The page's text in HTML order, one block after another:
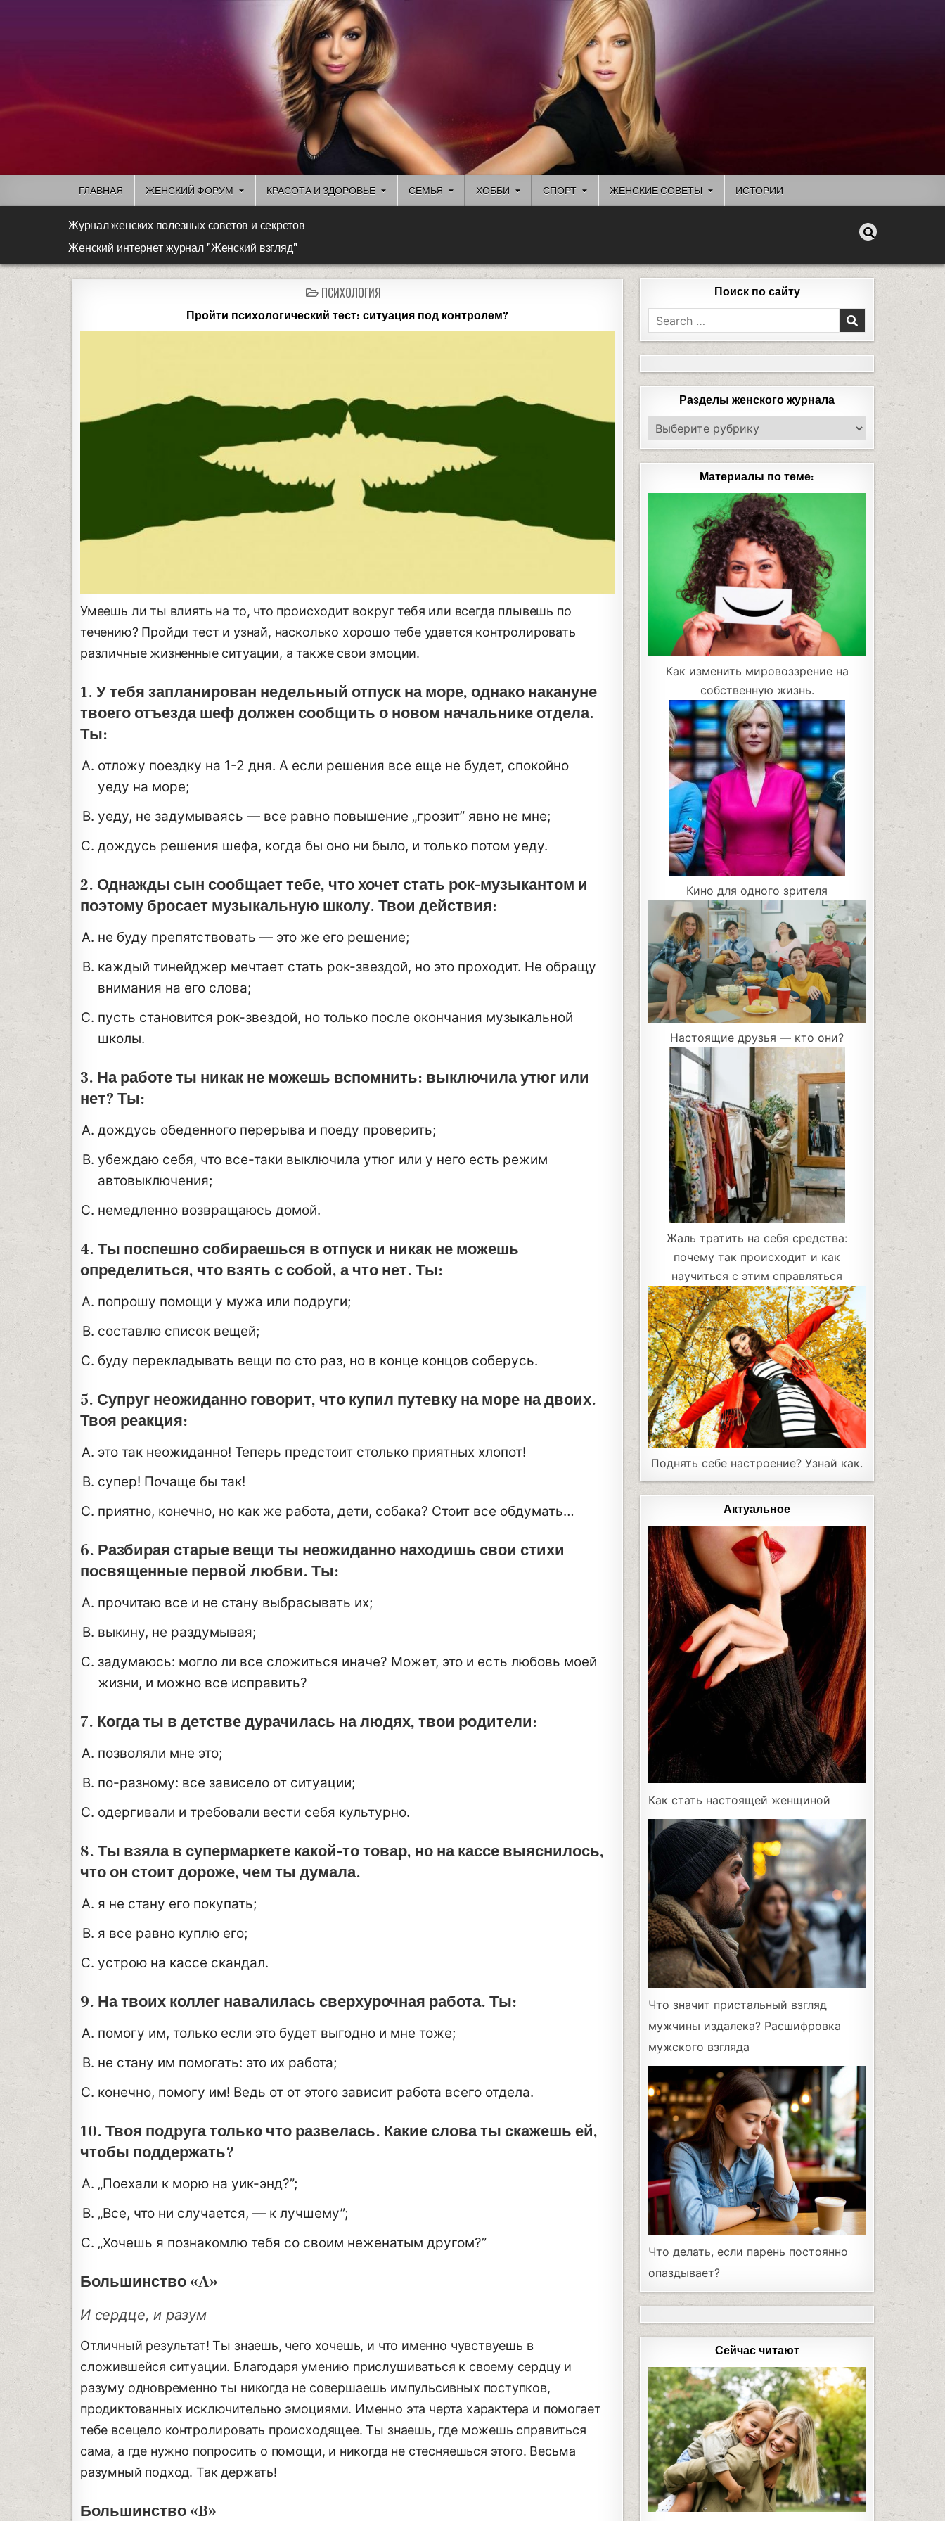
ГЛАВНАЯ ЖЕНСКИЙ ФОРУМ КРАСОТА И ЗДОРОВЬЕ СЕМЬЯ ХОББИ СПОРТ ЖЕНСКИЕ СОВЕТЫ ИСТОРИИ
Журнал женских полезных советов и секретов
Женский интернет журнал "Женский взгляд"
ПСИХОЛОГИЯ
Пройти психологический тест: ситуация под контролем?
Умеешь ли ты влиять на то, что происходит вокруг тебя или всегда плывешь по
течению? Пройди тест и узнай, насколько хорошо тебе удается контролировать
различные жизненные ситуации, а также свои эмоции.
1. У тебя запланирован недельный отпуск на море, однако накануне
твоего отъезда шеф должен сообщить о новом начальнике отдела.
Ты:
отложу поездку на 1-2 дня. А если решения все еще не будет, спокойно
уеду на море;
уеду, не задумываясь — все равно повышение „грозит” явно не мне;
дождусь решения шефа, когда бы оно ни было, и только потом уеду.
2. Однажды сын сообщает тебе, что хочет стать рок-музыкантом и
поэтому бросает музыкальную школу. Твои действия:
не буду препятствовать — это же его решение;
каждый тинейджер мечтает стать рок-звездой, но это проходит. Не обращу
внимания на его слова;
пусть становится рок-звездой, но только после окончания музыкальной
школы.
3. На работе ты никак не можешь вспомнить: выключила утюг или
нет? Ты:
дождусь обеденного перерыва и поеду проверить;
убеждаю себя, что все-таки выключила утюг или у него есть режим
автовыключения;
немедленно возвращаюсь домой.
4. Ты поспешно собираешься в отпуск и никак не можешь
определиться, что взять с собой, а что нет. Ты:
попрошу помощи у мужа или подруги;
составлю список вещей;
буду перекладывать вещи по сто раз, но в конце концов соберусь.
5. Супруг неожиданно говорит, что купил путевку на море на двоих.
Твоя реакция:
это так неожиданно! Теперь предстоит столько приятных хлопот!
супер! Почаще бы так!
приятно, конечно, но как же работа, дети, собака? Стоит все обдумать…
6. Разбирая старые вещи ты неожиданно находишь свои стихи
посвященные первой любви. Ты:
прочитаю все и не стану выбрасывать их;
выкину, не раздумывая;
задумаюсь: могло ли все сложиться иначе? Может, это и есть любовь моей
жизни, и можно все исправить?
7. Когда ты в детстве дурачилась на людях, твои родители:
позволяли мне это;
по-разному: все зависело от ситуации;
одергивали и требовали вести себя культурно.
8. Ты взяла в супермаркете какой-то товар, но на кассе выяснилось,
что он стоит дороже, чем ты думала.
я не стану его покупать;
я все равно куплю его;
устрою на кассе скандал.
9. На твоих коллег навалилась сверхурочная работа. Ты:
помогу им, только если это будет выгодно и мне тоже;
не стану им помогать: это их работа;
конечно, помогу им! Ведь от от этого зависит работа всего отдела.
10. Твоя подруга только что развелась. Какие слова ты скажешь ей,
чтобы поддержать?
„Поехали к морю на уик-энд?”;
„Bce, что ни случается, — к лучшему”;
„Хочешь я познакомлю тебя со своим неженатым другом?”
Большинство «A»
И сердце, и разум
Отличный результат! Ты знаешь, чего хочешь, и что именно чувствуешь в
сложившейся ситуации. Благодаря умению прислушиваться к своему сердцу и
разуму одновременно ты никогда не совершаешь импульсивных поступков,
продиктованных исключительно эмоциями. Именно эта черта характера и помогает
тебе всецело контролировать происходящее. Ты знаешь, где можешь справиться
сама, а где нужно попросить о помощи, и никогда не стесняешься этого. Весьма
разумный подход. Так держать!
Большинство «B»
Поиск по сайту
Разделы женского журнала
Материалы по теме:
Как изменить мировоззрение на
собственную жизнь.
Кино для одного зрителя
Настоящие друзья ― кто они?
Жаль тратить на себя средства:
почему так происходит и как
научиться с этим справляться
Поднять себе настроение? Узнай как.
Актуальное
Как стать настоящей женщиной
Что значит пристальный взгляд
мужчины издалека? Расшифровка
мужского взгляда
Что делать, если парень постоянно
опаздывает?
Сейчас читают